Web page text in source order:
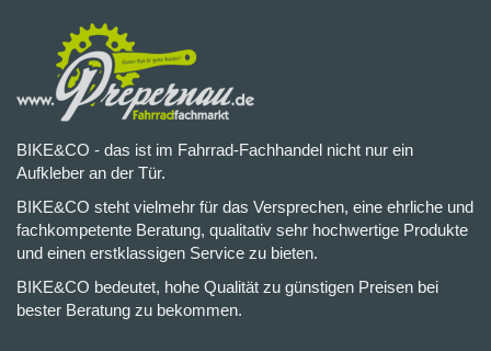
BIKE&CO - das ist im Fahrrad-Fachhandel nicht nur ein
Aufkleber an der Tür.
BIKE&CO steht vielmehr für das Versprechen, eine ehrliche und
fachkompetente Beratung, qualitativ sehr hochwertige Produkte
und einen erstklassigen Service zu bieten.
BIKE&CO bedeutet, hohe Qualität zu günstigen Preisen bei
bester Beratung zu bekommen.